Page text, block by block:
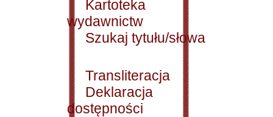
Kartoteka
wydawnictw
Szukaj tytułu/słowa
Transliteracja
Deklaracja
dostępności